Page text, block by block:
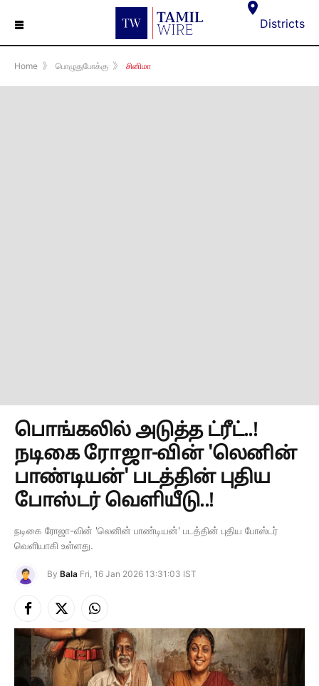
☰ Districts
Home 》 பொழுதுபோக்கு 》 சினிமா
பொங்கலில் அடுத்த ட்ரீட்..!
நடிகை ரோஜா-வின் 'லெனின்
பாண்டியன்' படத்தின் புதிய
போஸ்டர் வெளியீடு..!
நடிகை ரோஜா-வின் 'லெனின் பாண்டியன்' படத்தின் புதிய போஸ்டர்
வெளியாகி உள்ளது.
By Bala Fri, 16 Jan 2026 13:31:03 IST
Facebook
X
(Twitter)
Instagram